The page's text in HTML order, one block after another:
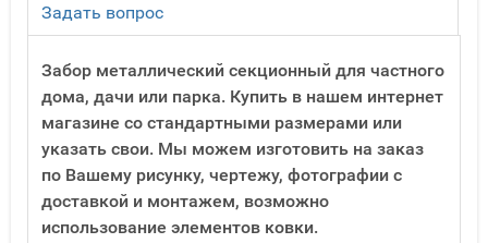
Задать вопрос
Забор металлический секционный для частного
дома, дачи или парка. Купить в нашем интернет
магазине со стандартными размерами или
указать свои. Мы можем изготовить на заказ
по Вашему рисунку, чертежу, фотографии с
доставкой и монтажем, возможно
использование элементов ковки.